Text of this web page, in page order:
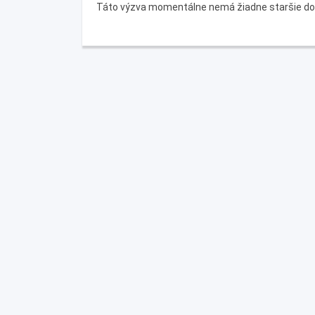
Táto výzva momentálne nemá žiadne staršie